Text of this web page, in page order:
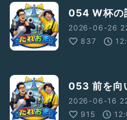
054 W杯の
2026-06-26
837
053 前を向
2026-06-16
915